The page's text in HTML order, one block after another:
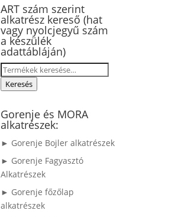
ART szám szerint
alkatrész kereső (hat
vagy nyolcjegyű szám
a készülék
adattábláján)
Keresés
a Keresés
Gorenje és MORA
alkatrészek:
► Gorenje Bojler alkatrészek
► Gorenje Fagyasztó
Alkatrészek
► Gorenje főzőlap
alkatrészek